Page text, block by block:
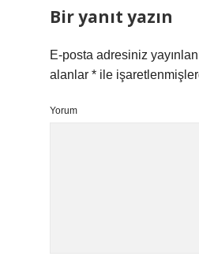
Bir yanıt yazın
E-posta adresiniz
alanlar * ile
Yorum